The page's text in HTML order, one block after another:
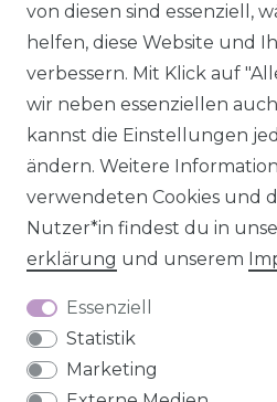
von diesen sind essenziell,
helfen, diese Website und
verbessern. Mit Klick auf
wir neben essenziellen
kannst die Einstellungen
ändern. Weitere
verwendeten Cookies und
Nutzer*in findest du in
erklärung und unserem
Essenziell
Statistik
Marketing
Impressum
Barrierefreiheitserklärung
VERTRAG